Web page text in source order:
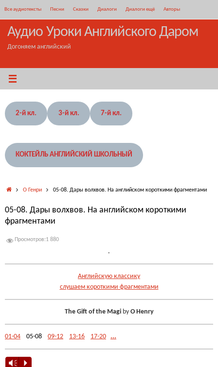
содержимому
Все аудиотексты Песни Сказки Диалоги Диалоги ещё Авторы
Аудио Уроки Английского Даром
Догоняем английский
2-й кл. 3-й кл. 7-й кл.
КОКТЕЙЛЬ АНГЛИЙСКИЙ ШКОЛЬНЫЙ
ГлавнаяО Генри 05-08. Дары волхвов. На английском короткими фрагментами
05-08. Дары волхвов. На английском короткими
фрагментами
Просмотров:1 880
.
Английскую классику
слушаем короткими фрагментами
The Gift of the Magi byO Henry
01-04 05-08 09-12 13-16 17-20 ...
Vm P